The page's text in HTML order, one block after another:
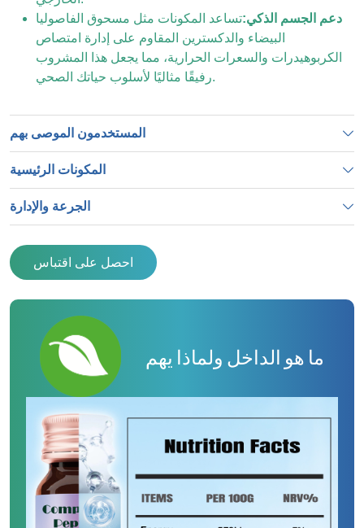
دعم الجسم الذكي:تساعد المكونات مثل مسحوق الفاصوليا
البيضاء والدكسترين المقاوم على إدارة امتصاص
الكربوهيدرات والسعرات الحرارية، مما يجعل هذا المشروب
رفيقًا مثاليًا لأسلوب حياتك الصحي.
المستخدمون الموصى بهم
المكونات الرئيسية
الجرعة والإدارة
احصل على اقتباس
ما هو الداخل ولماذا يهم